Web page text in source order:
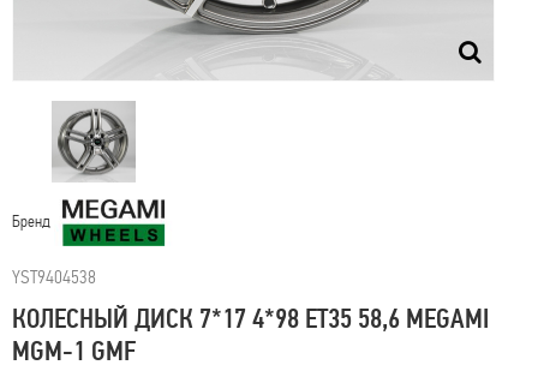
Бренд
YST9404538
КОЛЕСНЫЙ ДИСК 7*17 4*98 ET35 58,6 MEGAMI
MGM-1 GMF